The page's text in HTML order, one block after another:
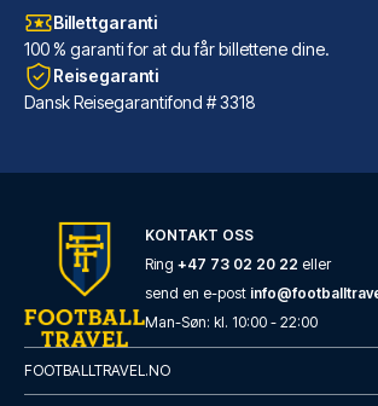
LES MER OM HOTELLET
Billettgaranti
100 % garanti for at du får billettene dine.
Reisegaranti
Dansk Reisegarantifond # 3318
KONTAKT OSS
Ring +47 73 02 20 22 eller
send en e-post
Man-Søn: kl. 10:00 - 22:00
FOOTBALLTRAVEL.NO